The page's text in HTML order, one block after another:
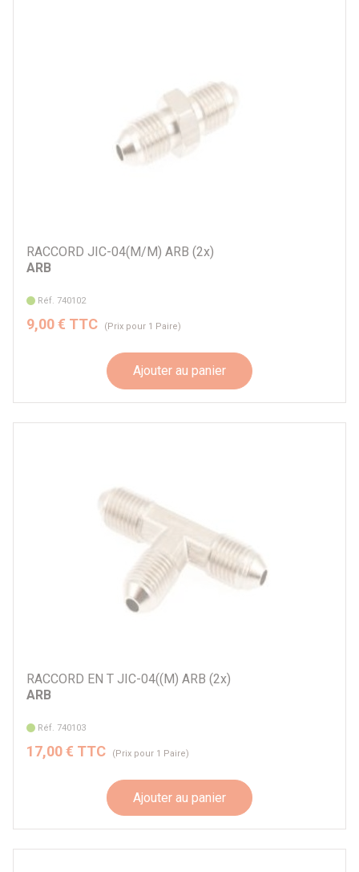
RACCORD JIC-04(M/M) ARB (2x)
ARB
Réf. 740102
9,00 € TTC (Prix pour 1 Paire)
Ajouter au panier
RACCORD EN T JIC-04((M) ARB (2x)
ARB
Réf. 740103
17,00 € TTC (Prix pour 1 Paire)
Ajouter au panier